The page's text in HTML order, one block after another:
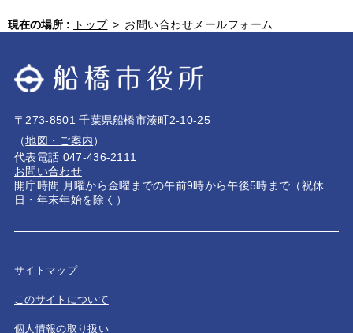
現在の場所 : トップ > お問い合わせメールフォーム
〒273-8501 千葉県船橋市湊町2-10-25
（地図・ご案内）
代表電話 047-436-2111
お問い合わせ
開庁時間 月曜から金曜までの午前9時から午後5時まで（祝休
日・年末年始を除く）
サイトマップ
このサイトについて
個人情報の取り扱い